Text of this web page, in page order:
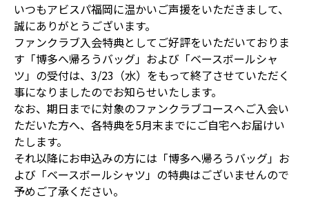
いつもアビスパ福岡に温かいご声援をいただきまして、
誠にありがとうございます。
ファンクラブ入会特典としてご好評をいただいておりま
す「博多へ帰ろうバッグ」および「ベースボールシャ
ツ」の受付は、3/23（水）をもって終了させていただく
事になりましたのでお知らせいたします。
なお、期日までに対象のファンクラブコースへご入会い
ただいた方へ、各特典を5月末までにご自宅へお届けい
たします。
それ以降にお申込みの方には「博多へ帰ろうバッグ」お
よび「ベースボールシャツ」の特典はございませんので
予めご了承ください。